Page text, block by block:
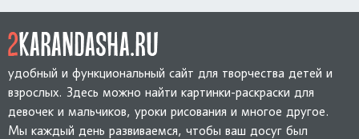
удобный и функциональный сайт для творчества детей и
взрослых. Здесь можно найти картинки-раскраски для
девочек и мальчиков, уроки рисования и многое другое.
Мы каждый день развиваемся, чтобы ваш досуг был